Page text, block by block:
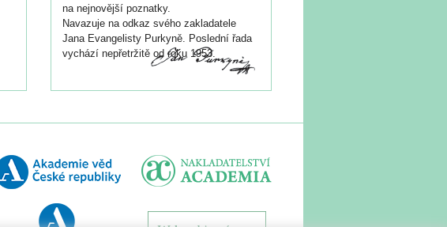
na nejnovější poznatky.
Navazuje na odkaz svého zakladatele
Jana Evangelisty Purkyně. Poslední řada
vychází nepřetržitě od roku 1953.